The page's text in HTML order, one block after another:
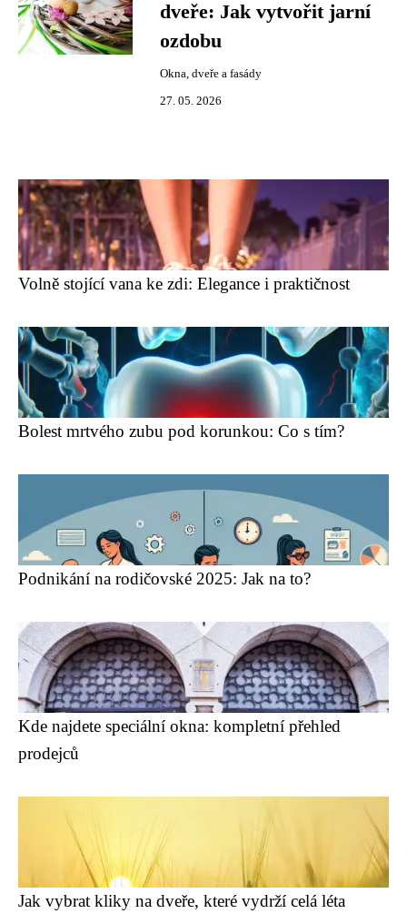
dveře: Jak vytvořit jarní
ozdobu
Okna, dveře a fasády
27. 05. 2026
Volně stojící vana ke zdi: Elegance i praktičnost
Bolest mrtvého zubu pod korunkou: Co s tím?
Podnikání na rodičovské 2025: Jak na to?
Kde najdete speciální okna: kompletní přehled
prodejců
Jak vybrat kliky na dveře, které vydrží celá léta